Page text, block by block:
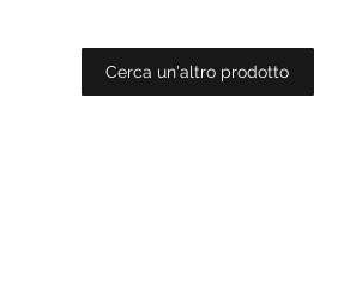
Cerca un'altro prodotto